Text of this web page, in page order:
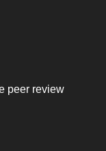
peer review